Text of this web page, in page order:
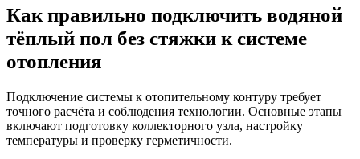
Как правильно подключить водяной
тёплый пол без стяжки к системе
отопления
Подключение системы к отопительному контуру требует
точного расчёта и соблюдения технологии. Основные этапы
включают подготовку коллекторного узла, настройку
температуры и проверку герметичности.